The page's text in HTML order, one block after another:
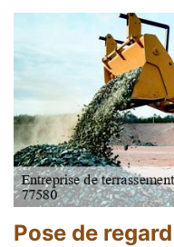
Pose de